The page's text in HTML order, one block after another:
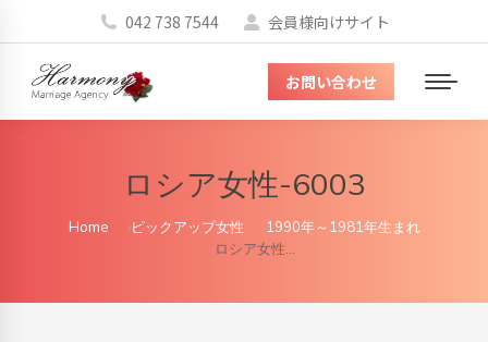
042 738 7544 会員様向けサイト
メ
ニ
お問い合わせ
ロシア女性-6003
You are here:
Home ピックアップ女性
1990年～1981年生まれ
ロシア女性…